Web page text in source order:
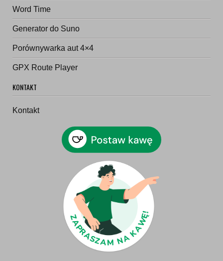
Word Time
Generator do Suno
Porównywarka aut 4×4
GPX Route Player
KONTAKT
Kontakt